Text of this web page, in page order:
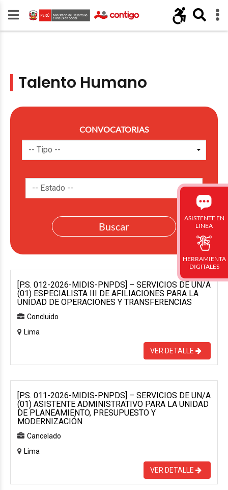
Talento Humano
CONVOCATORIAS
[P.S. 012-2026-MIDIS-PNPDS] – SERVICIOS DE UN/A
(01) ESPECIALISTA III DE AFILIACIONES PARA LA
UNIDAD DE OPERACIONES Y TRANSFERENCIAS
Concluido
Lima
VER DETALLE
[P.S. 011-2026-MIDIS-PNPDS] – SERVICIOS DE UN/A
(01) ASISTENTE ADMINISTRATIVO PARA LA UNIDAD
DE PLANEAMIENTO, PRESUPUESTO Y
MODERNIZACIÓN
Cancelado
Lima
VER DETALLE
ASISTENTE EN
LINEA
HERRAMIENTA
DIGITALES